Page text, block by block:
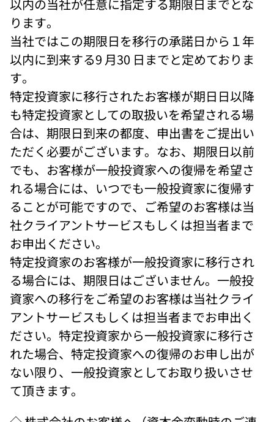
以内の当社が任意に指定する期限日までとな
ります。
当社ではこの期限日を移行の承諾日から１年
以内に到来する9 月30 日までと定めておりま
す。
特定投資家に移行されたお客様が期日日以降
も特定投資家としての取扱いを希望される場
合は、期限日到来の都度、申出書をご提出い
ただく必要がございます。なお、期限日以前
でも、お客様が一般投資家への復帰を希望さ
れる場合には、いつでも一般投資家に復帰す
ることが可能ですので、ご希望のお客様は当
社クライアントサービスもしくは担当者まで
お申出ください。
特定投資家のお客様が一般投資家に移行され
る場合には、期限日はございません。一般投
資家への移行をご希望のお客様は当社クライ
アントサービスもしくは担当者までお申出く
ださい。特定投資家から一般投資家に移行さ
れた場合、特定投資家への復帰のお申し出が
ない限り、一般投資家としてお取り扱いさせ
て頂きます。